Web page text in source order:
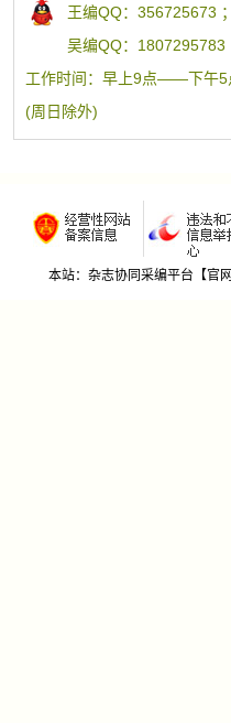
王编QQ：356725673 ；
吴编QQ：1807295783
工作时间：早上9点——下午5
(周日除外)
本站：杂志协同采编平台【官